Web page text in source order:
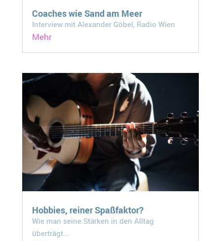
Coaches wie Sand am Meer
Interview mit Alexander Göbel, Radio Wien
Mehr
Hobbies, reiner Spaßfaktor?
Wie man seine Stärken in den Alltag
überträgt...